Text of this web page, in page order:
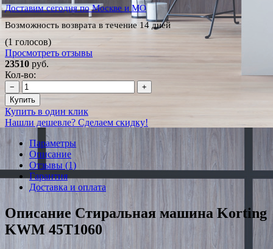
Доставим сегодня по Москве и МО
Возможность возврата в течение 14 дней
(1 голосов)
Просмотреть отзывы
23510 руб.
Кол-во:
−
+
Купить
Купить в один клик
Нашли дешевле? Сделаем скидку!
Параметры
Описание
Отзывы (1)
Гарантия
Доставка и оплата
Описание Стиральная машина Korting
KWM 45T1060